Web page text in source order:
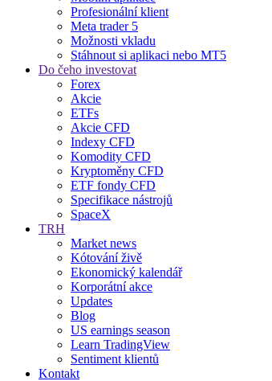
Profesionální klient
Meta trader 5
Možnosti vkladu
Stáhnout si aplikaci nebo MT5
Do čeho investovat
Forex
Akcie
ETFs
Akcie CFD
Indexy CFD
Komodity CFD
Kryptoměny CFD
ETF fondy CFD
Specifikace nástrojů
SpaceX
TRH
Market news
Kótování živě
Ekonomický kalendář
Korporátní akce
Updates
Blog
US earnings season
Learn TradingView
Sentiment klientů
Kontakt